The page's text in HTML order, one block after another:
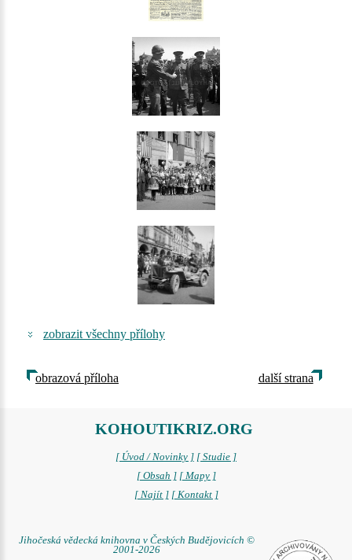
zobrazit všechny přílohy
obrazová příloha další strana
KOHOUTIKRIZ.ORG
[ Úvod / Novinky ] [ Studie ]
[ Obsah ] [ Mapy ]
[ Najít ] [ Kontakt ]
Jihočeská vědecká knihovna v Českých Budějovicích ©
2001-2026